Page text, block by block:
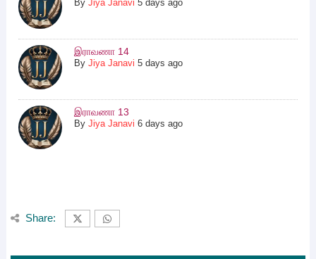
By Jiya Janavi 5 days ago
இராவணா 14
By Jiya Janavi 5 days ago
இராவணா 13
By Jiya Janavi 6 days ago
Share: